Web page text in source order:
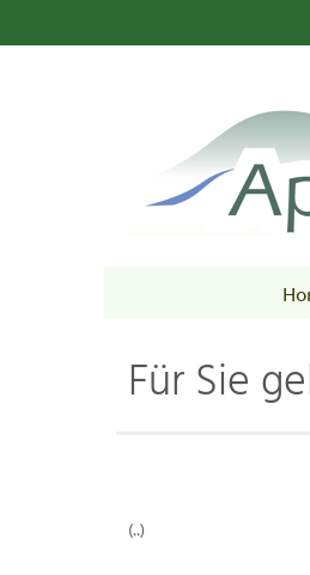
Für Sie
(..)